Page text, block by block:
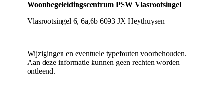
Woonbegeleidingscentrum PSW Vlasrootsingel
Vlasrootsingel 6, 6a,6b 6093 JX Heythuysen
Wijzigingen en eventuele typefouten voorbehouden.
Aan deze informatie kunnen geen rechten worden
ontleend.